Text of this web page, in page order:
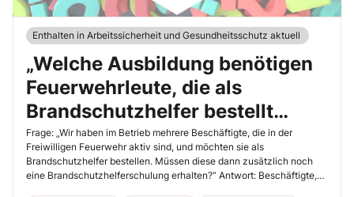
Enthalten in Arbeitssicherheit und Gesundheitsschutz aktuell
„Welche Ausbildung benötigen
Feuerwehrleute, die als
Brandschutzhelfer bestellt
werden?“
Frage: „Wir haben im Betrieb mehrere Beschäftigte, die in der
Freiwilligen Feuerwehr aktiv sind, und möchten sie als
Brandschutzhelfer bestellen. Müssen diese dann zusätzlich noch
eine Brandschutzhelferschulung erhalten?“ Antwort: Beschäftigte,